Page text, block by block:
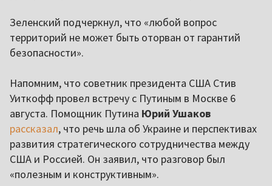
Зеленский подчеркнул, что «любой вопрос
территорий не может быть оторван от гарантий
безопасности».
Напомним, что советник президента США Стив
Уиткофф провел встречу с Путиным в Москве 6
августа. Помощник Путина Юрий Ушаков
рассказал, что речь шла об Украине и перспективах
развития стратегического сотрудничества между
США и Россией. Он заявил, что разговор был
«полезным и конструктивным».